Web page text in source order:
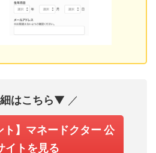
はこちら▼ ／
ト】マネードクター 公
イトを見る